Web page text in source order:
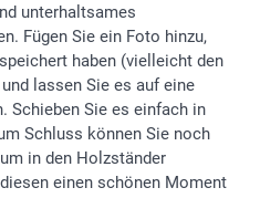
unterhaltsames
Fügen Sie ein Foto hinzu,
haben (vielleicht den
lassen Sie es auf eine
Schieben Sie es einfach in
Schluss können Sie noch
in den Holzständer
einen schönen Moment